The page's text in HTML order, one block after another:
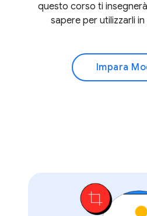
questo corso ti
sapere per utilizzarli
Impara